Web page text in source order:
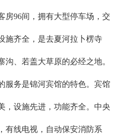
房96间，拥有大型停车场，交
施齐全，是去夏河拉卜楞寺
沟、若盖大草原的必经之地。
服务是锦河宾馆的特色。宾馆
，设施先进，功能齐全。中央
有线电视，自动保安消防系